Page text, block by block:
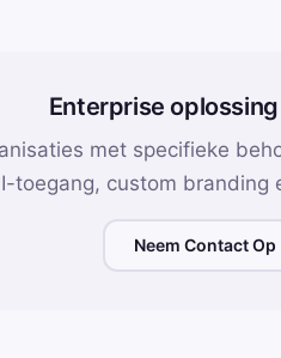
Enterprise
met specifieke
toegang, custom
Neem Contact Op